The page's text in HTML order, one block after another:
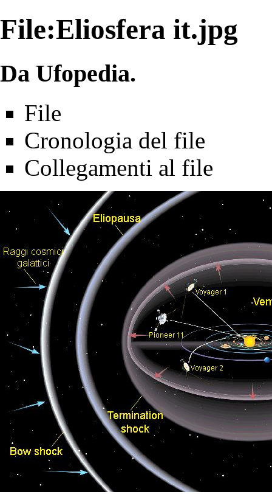
File:Eliosfera it.jpg
Da Ufopedia.
File
Cronologia del file
Collegamenti al file